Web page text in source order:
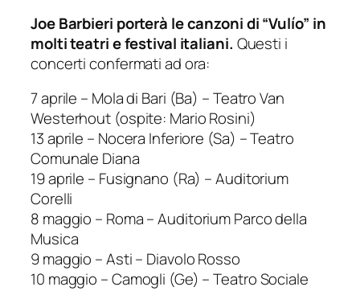
Joe Barbieri porterà le canzoni di “Vulío” in
molti teatri e festival italiani. Questi i
concerti confermati ad ora:
7 aprile – Mola di Bari (Ba) – Teatro Van
Westerhout (ospite: Mario Rosini)
13 aprile – Nocera Inferiore (Sa) – Teatro
Comunale Diana
19 aprile – Fusignano (Ra) – Auditorium
Corelli
8 maggio – Roma – Auditorium Parco della
Musica
9 maggio – Asti – Diavolo Rosso
10 maggio – Camogli (Ge) – Teatro Sociale